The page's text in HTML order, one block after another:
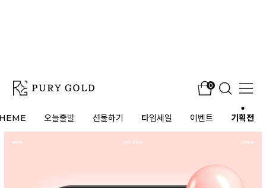
0
오늘출발 선물하기 타임세일 이벤트 기획전